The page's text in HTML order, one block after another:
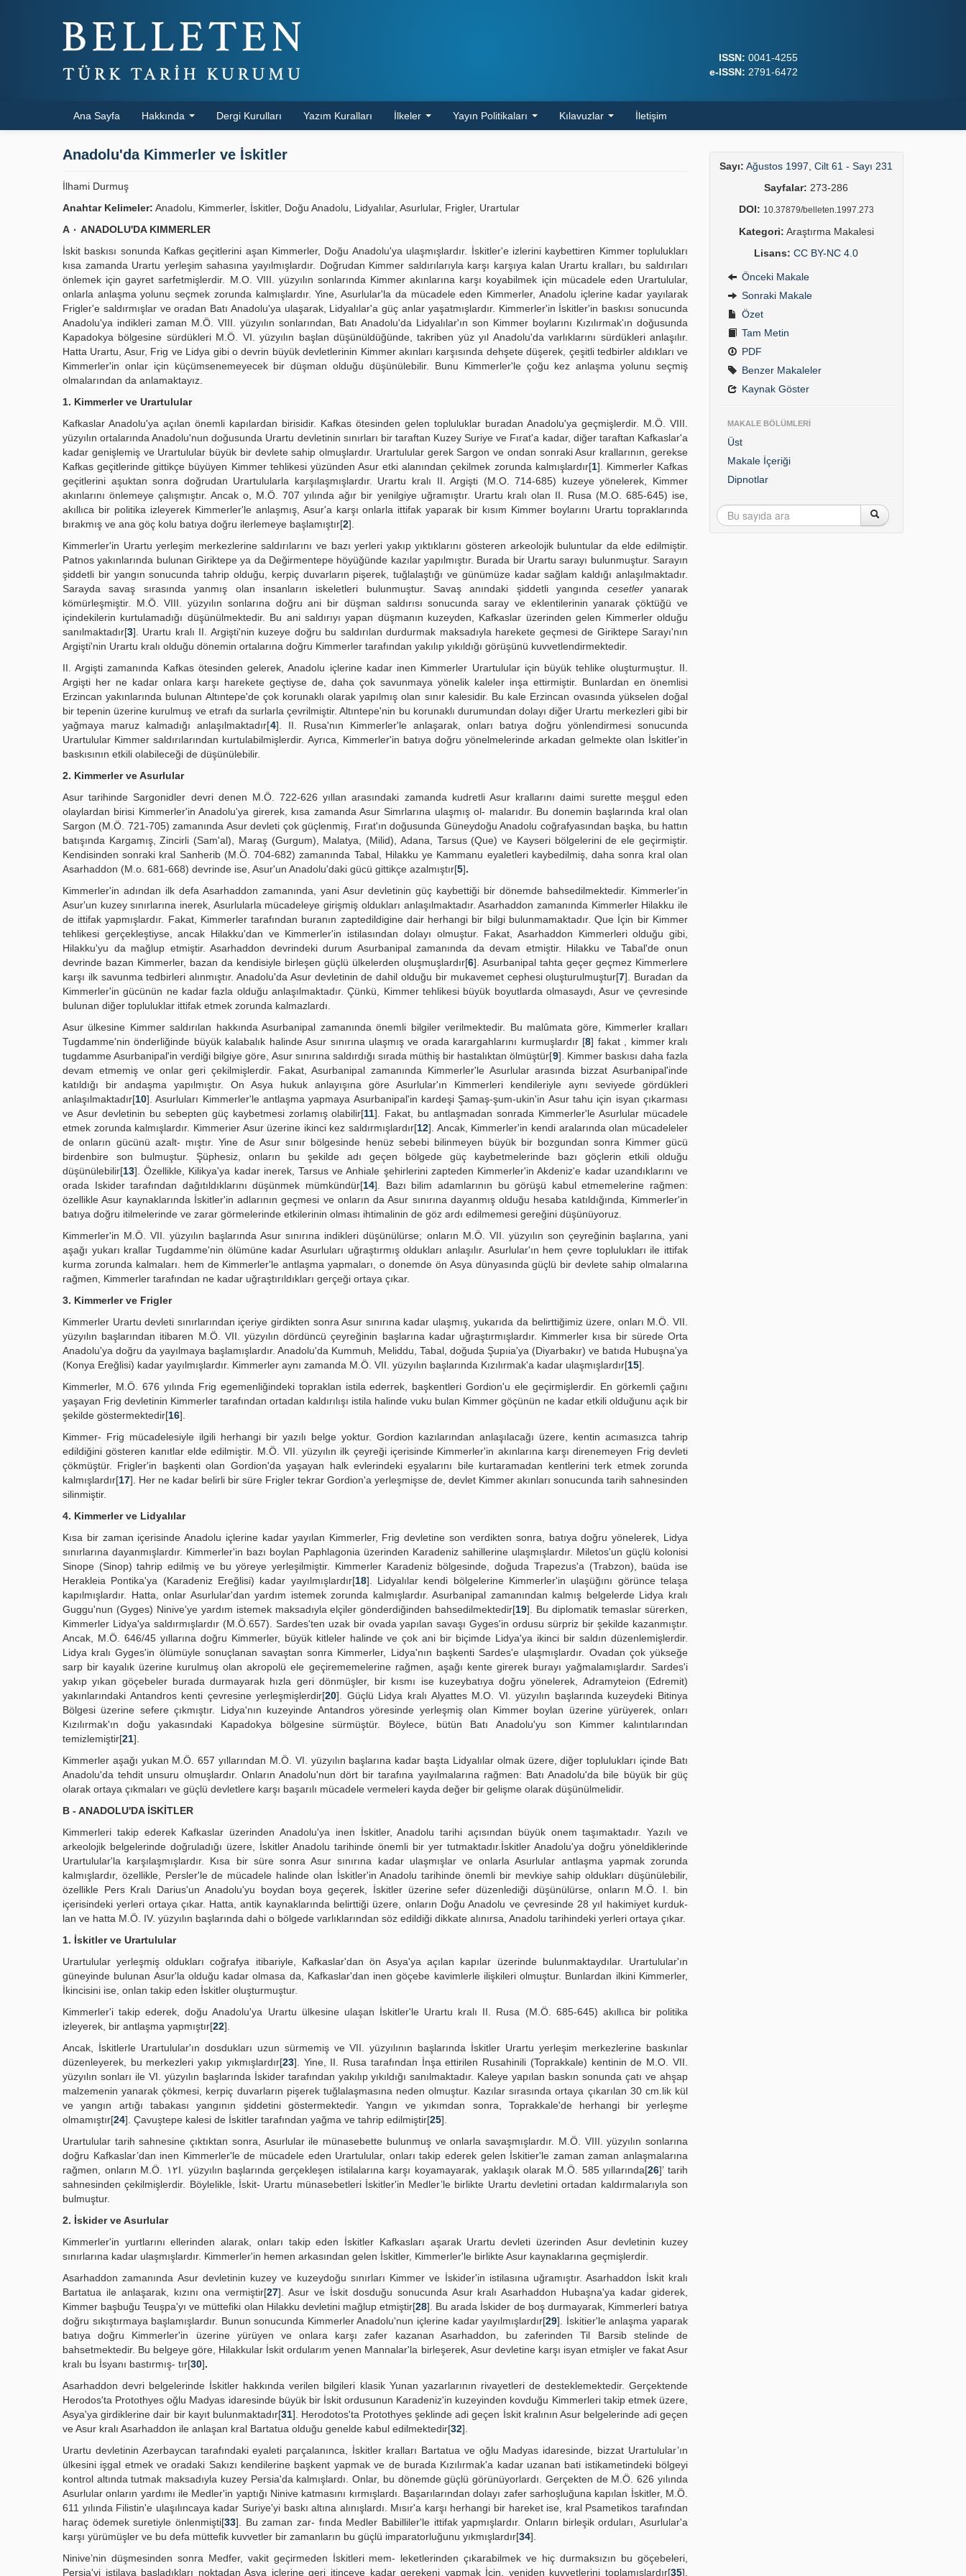
ISSN: 0041-4255
e-ISSN: 2791-6472
Ana Sayfa Hakkında Dergi Kurulları Yazım Kuralları İlkeler Yayın Politikaları Kılavuzlar İletişim
Anadolu'da Kimmerler ve İskitler
İlhami Durmuş
Anahtar Kelimeler: Anadolu, Kimmerler, İskitler, Doğu Anadolu, Lidyalılar, Asurlular, Frigler, Urartular
A ٠ ANADOLU'DA KIMMERLER
İskit baskısı sonunda Kafkas geçitlerini aşan Kimmerler, Doğu Anadolu'ya ulaşmışlardır. İskitler'e izlerini kaybettiren Kimmer toplulukları
kısa zamanda Urartu yerleşim sahasına yayılmışlardır. Doğrudan Kimmer saldırılarıyla karşı karşıya kalan Urartu kralları, bu saldırıları
önlemek için gayret sarfetmişlerdir. M.O. VIII. yüzyılın sonlarında Kimmer akınlarına karşı koyabilmek için mücadele eden Urartulular,
onlarla anlaşma yolunu seçmek zorunda kalmışlardır. Yine, Asurlular'la da mücadele eden Kimmerler, Anadolu içlerine kadar yayılarak
Frigler'e saldırmışlar ve oradan Batı Anadolu'ya ulaşarak, Lidyalılar'a güç anlar yaşatmışlardır. Kimmerler'in İskitler'in baskısı sonucunda
Anadolu'ya indikleri zaman M.Ö. VIII. yüzyılın sonlarından, Batı Anadolu'da Lidyalılar'ın son Kimmer boylarını Kızılırmak'ın doğusunda
Kapadokya bölgesine sürdükleri M.Ö. VI. yüzyılın başlan düşünüldüğünde, takriben yüz yıl Anadolu'da varlıklarını sürdükleri anlaşılır.
Hatta Urartu, Asur, Frig ve Lidya gibi o devrin büyük devletlerinin Kimmer akınları karşısında dehşete düşerek, çeşitli tedbirler aldıkları ve
Kimmerler'in onlar için küçümsenemeyecek bir düşman olduğu düşünülebilir. Bunu Kimmerler'le çoğu kez anlaşma yolunu seçmiş
olmalarından da anlamaktayız.
1. Kimmerler ve Urartulular
Kafkaslar Anadolu'ya açılan önemli kapılardan birisidir. Kafkas ötesinden gelen topluluklar buradan Anadolu'ya geçmişlerdir. M.Ö. VIII.
yüzyılın ortalarında Anadolu'nun doğusunda Urartu devletinin sınırları bir taraftan Kuzey Suriye ve Fırat'a kadar, diğer taraftan Kafkaslar'a
kadar genişlemiş ve Urartulular büyük bir devlete sahip olmuşlardır. Urartulular gerek Sargon ve ondan sonraki Asur krallarının, gerekse
Kafkas geçitlerinde gittikçe büyüyen Kimmer tehlikesi yüzünden Asur etki alanından çekilmek zorunda kalmışlardır[1]. Kimmerler Kafkas
geçitlerini aşuktan sonra doğrudan Urartulularla karşılaşmışlardır. Urartu kralı II. Argişti (M.O. 714-685) kuzeye yönelerek, Kimmer
akınlarını önlemeye çalışmıştır. Ancak o, M.Ö. 707 yılında ağır bir yenilgiye uğramıştır. Urartu kralı olan II. Rusa (M.O. 685-645) ise,
akıllıca bir politika izleyerek Kimmerler'le anlaşmış, Asur'a karşı onlarla ittifak yaparak bir kısım Kimmer boylarını Urartu topraklarında
bırakmış ve ana göç kolu batıya doğru ilerlemeye başlamıştır[2].
Kimmerler'in Urartu yerleşim merkezlerine saldırılarını ve bazı yerleri yakıp yıktıklarını gösteren arkeolojik buluntular da elde edilmiştir.
Patnos yakınlarında bulunan Giriktepe ya da Değirmentepe höyüğünde kazılar yapılmıştır. Burada bir Urartu sarayı bulunmuştur. Sarayın
şiddetli bir yangın sonucunda tahrip olduğu, kerpiç duvarların pişerek, tuğlalaştığı ve günümüze kadar sağlam kaldığı anlaşılmaktadır.
Sarayda savaş sırasında yanmış olan insanların iskeletleri bulunmuştur. Savaş anındaki şiddetli yangında cesetleryanarak
kömürleşmiştir. M.Ö. VIII. yüzyılın sonlarına doğru ani bir düşman saldırısı sonucunda saray ve eklentilerinin yanarak çöktüğü ve
içindekilerin kurtulamadığı düşünülmektedir. Bu ani saldırıyı yapan düşmanın kuzeyden, Kafkaslar üzerinden gelen Kimmerler olduğu
sanılmaktadır[3]. Urartu kralı II. Argişti'nin kuzeye doğru bu saldırılan durdurmak maksadıyla harekete geçmesi de Giriktepe Sarayı'nın
Argişti'nin Urartu kralı olduğu dönemin ortalarına doğru Kimmerler tarafından yakılıp yıkıldığı görüşünü kuvvetlendirmektedir.
II. Argişti zamanında Kafkas ötesinden gelerek, Anadolu içlerine kadar inen Kimmerler Urartulular için büyük tehlike oluşturmuştur. II.
Argişti her ne kadar onlara karşı harekete geçtiyse de, daha çok savunmaya yönelik kaleler inşa ettirmiştir. Bunlardan en önemlisi
Erzincan yakınlarında bulunan Altıntepe'de çok korunaklı olarak yapılmış olan sınır kalesidir. Bu kale Erzincan ovasında yükselen doğal
bir tepenin üzerine kurulmuş ve etrafı da surlarla çevrilmiştir. Altıntepe'nin bu korunaklı durumundan dolayı diğer Urartu merkezleri gibi bir
yağmaya maruz kalmadığı anlaşılmaktadır[4]. II. Rusa'nın Kimmerler'le anlaşarak, onları batıya doğru yönlendirmesi sonucunda
Urartulular Kimmer saldırılarından kurtulabilmişlerdir. Ayrıca, Kimmerler'in batıya doğru yönelmelerinde arkadan gelmekte olan İskitler'in
baskısının etkili olabileceği de düşünülebilir.
2. Kimmerler ve Asurlular
Asur tarihinde Sargonidler devri denen M.Ö. 722-626 yıllan arasındaki zamanda kudretli Asur krallarını daimi surette meşgul eden
olaylardan birisi Kimmerler'in Anadolu'ya girerek, kısa zamanda Asur Simrlarına ulaşmış ol- malarıdır. Bu donemin başlarında kral olan
Sargon (M.Ö. 721-705) zamanında Asur devleti çok güçlenmiş, Fırat'ın doğusunda Güneydoğu Anadolu coğrafyasından başka, bu hattın
batışında Kargamış, Zincirli (Sam'al), Maraş (Gurgum), Malatya, (Milid), Adana, Tarsus (Que) ve Kayseri bölgelerini de ele geçirmiştir.
Kendisinden sonraki kral Sanherib (M.Ö. 704-682) zamanında Tabal, Hilakku ye Kammanu eyaletleri kaybedilmiş, daha sonra kral olan
Asarhaddon (M.o. 681-668) devrinde ise, Asur'un Anadolu'daki gücü gittikçe azalmıştır[5].
Kimmerler'in adından ilk defa Asarhaddon zamanında, yani Asur devletinin güç kaybettiği bir dönemde bahsedilmektedir. Kimmerler'in
Asur'un kuzey sınırlarına inerek, Asurlularla mücadeleye girişmiş oldukları anlaşılmaktadır. Asarhaddon zamanında Kimmerler Hilakku ile
de ittifak yapmışlardır. Fakat, Kimmerler tarafından buranın zaptedildigine dair herhangi bir bilgi bulunmamaktadır. Que İçin bir Kimmer
tehlikesi gerçekleştiyse, ancak Hilakku'dan ve Kimmerler'in istilasından dolayı olmuştur. Fakat, Asarhaddon Kimmerleri olduğu gibi,
Hilakku'yu da mağlup etmiştir. Asarhaddon devrindeki durum Asurbanipal zamanında da devam etmiştir. Hilakku ve Tabal'de onun
devrinde bazan Kimmerler, bazan da kendisiyle birleşen güçlü ülkelerden oluşmuşlardır[6]. Asurbanipal tahta geçer geçmez Kimmerlere
karşı ilk savunma tedbirleri alınmıştır. Anadolu'da Asur devletinin de dahil olduğu bir mukavemet cephesi oluşturulmuştur[7]. Buradan da
Kimmerler'in gücünün ne kadar fazla olduğu anlaşılmaktadır. Çünkü, Kimmer tehlikesi büyük boyutlarda olmasaydı, Asur ve çevresinde
bulunan diğer topluluklar ittifak etmek zorunda kalmazlardı.
Asur ülkesine Kimmer saldırılan hakkında Asurbanipal zamanında önemli bilgiler verilmektedir. Bu malûmata göre, Kimmerler kralları
Tugdamme'nin önderliğinde büyük kalabalık halinde Asur sınırına ulaşmış ve orada karargahlarını kurmuşlardır [8] fakat , kimmer kralı
tugdamme Asurbanipal'in verdiği bilgiye göre, Asur sınırına saldırdığı sırada müthiş bir hastalıktan ölmüştür[9]. Kimmer baskısı daha fazla
devam etmemiş ve onlar geri çekilmişlerdir. Fakat, Asurbanipal zamanında Kimmerler'le Asurlular arasında bizzat Asurbanipal'inde
katıldığı bir andaşma yapılmıştır. On Asya hukuk anlayışına göre Asurlular'ın Kimmerleri kendileriyle aynı seviyede gördükleri
anlaşılmaktadır[10]. Asurluları Kimmerler'le antlaşma yapmaya Asurbanipal'in kardeşi Şamaş-şum-ukin'in Asur tahu için isyan çıkarması
ve Asur devletinin bu sebepten güç kaybetmesi zorlamış olabilir[11]. Fakat, bu antlaşmadan sonrada Kimmerler'le Asurlular mücadele
etmek zorunda kalmışlardır. Kimmerier Asur üzerine ikinci kez saldırmışlardır[12]. Ancak, Kimmerler'in kendi aralarında olan mücadeleler
de onların gücünü azalt- mıştır. Yine de Asur sınır bölgesinde henüz sebebi bilinmeyen büyük bir bozgundan sonra Kimmer gücü
birdenbire son bulmuştur. Şüphesiz, onların bu şekilde adı geçen bölgede güç kaybetmelerinde bazı göçlerin etkili olduğu
düşünülebilir[13]. Özellikle, Kilikya'ya kadar inerek, Tarsus ve Anhiale şehirlerini zapteden Kimmerler'in Akdeniz'e kadar uzandıklarını ve
orada Iskider tarafından dağıtıldıklarını düşünmek mümkündür[14]. Bazı bilim adamlarının bu görüşü kabul etmemelerine rağmen:
özellikle Asur kaynaklarında İskitler'in adlarının geçmesi ve onların da Asur sınırına dayanmış olduğu hesaba katıldığında, Kimmerler'in
batıya doğru itilmelerinde ve zarar görmelerinde etkilerinin olması ihtimalinin de göz ardı edilmemesi gereğini düşünüyoruz.
Kimmerler'in M.Ö. VII. yüzyılın başlarında Asur sınırına indikleri düşünülürse; onların M.Ö. VII. yüzyılın son çeyreğinin başlarına, yani
aşağı yukarı krallar Tugdamme'nin ölümüne kadar Asurluları uğraştırmış oldukları anlaşılır. Asurlular'ın hem çevre toplulukları ile ittifak
kurma zorunda kalmaları. hem de Kimmerler'le antlaşma yapmaları, o donemde ön Asya dünyasında güçlü bir devlete sahip olmalarına
rağmen, Kimmerler tarafından ne kadar uğraştırıldıkları gerçeği ortaya çıkar.
3. Kimmerler ve Frigler
Kimmerler Urartu devleti sınırlarından içeriye girdikten sonra Asur sınırına kadar ulaşmış, yukarıda da belirttiğimiz üzere, onları M.Ö. VII.
yüzyılın başlarından itibaren M.Ö. VII. yüzyılın dördüncü çeyreğinin başlarına kadar uğraştırmışlardır. Kimmerler kısa bir sürede Orta
Anadolu'ya doğru da yayılmaya başlamışlardır. Anadolu'da Kummuh, Meliddu, Tabal, doğuda Şupıia'ya (Diyarbakır) ve batıda Hubuşna'ya
(Konya Ereğlisi) kadar yayılmışlardır. Kimmerler aynı zamanda M.Ö. VII. yüzyılın başlarında Kızılırmak'a kadar ulaşmışlardır[15].
Kimmerler, M.Ö. 676 yılında Frig egemenliğindeki topraklan istila ederrek, başkentleri Gordion'u ele geçirmişlerdir. En görkemli çağını
yaşayan Frig devletinin Kimmerler tarafından ortadan kaldırılışı istila halinde vuku bulan Kimmer göçünün ne kadar etkili olduğunu açık bir
şekilde göstermektedir[16].
Kimmer- Frig mücadelesiyle ilgili herhangi bir yazılı belge yoktur. Gordion kazılarından anlaşılacağı üzere, kentin acımasızca tahrip
edildiğini gösteren kanıtlar elde edilmiştir. M.Ö. VII. yüzyılın ilk çeyreği içerisinde Kimmerler'in akınlarına karşı direnemeyen Frig devleti
çökmüştür. Frigler'in başkenti olan Gordion'da yaşayan halk evlerindeki eşyalarını bile kurtaramadan kentlerini terk etmek zorunda
kalmışlardır[17]. Her ne kadar belirli bir süre Frigler tekrar Gordion'a yerleşmişse de, devlet Kimmer akınları sonucunda tarih sahnesinden
silinmiştir.
4. Kimmerler ve Lidyalılar
Kısa bir zaman içerisinde Anadolu içlerine kadar yayılan Kimmerler, Frig devletine son verdikten sonra, batıya doğru yönelerek, Lidya
sınırlarına dayanmışlardır. Kimmerler'in bazı boylan Paphlagonia üzerinden Karadeniz sahillerine ulaşmışlardır. Miletos'un güçlü kolonisi
Sinope (Sinop) tahrip edilmiş ve bu yöreye yerleşilmiştir. Kimmerler Karadeniz bölgesinde, doğuda Trapezus'a (Trabzon), baüda ise
Herakleia Pontika'ya (Karadeniz Ereğlisi) kadar yayılmışlardır[18]. Lidyalılar kendi bölgelerine Kimmerler'in ulaşüğını görünce telaşa
kapılmışlardır. Hatta, onlar Asurlular'dan yardım istemek zorunda kalmışlardır. Asurbanipal zamanından kalmış belgelerde Lidya kralı
Guggu'nun (Gyges) Ninive'ye yardım istemek maksadıyla elçiler gönderdiğinden bahsedilmektedir[19]. Bu diplomatik temaslar sürerken,
Kimmerler Lidya'ya saldırmışlardır (M.Ö.657). Sardes'ten uzak bir ovada yapılan savaşı Gyges'in ordusu sürpriz bir şekilde kazanmıştır.
Ancak, M.Ö. 646/45 yıllarına doğru Kimmerler, büyük kitleler halinde ve çok ani bir biçimde Lidya'ya ikinci bir saldın düzenlemişlerdir.
Lidya kralı Gyges'in ölümüyle sonuçlanan savaştan sonra Kimmerler, Lidya'nın başkenti Sardes'e ulaşmışlardır. Ovadan çok yükseğe
sarp bir kayalık üzerine kurulmuş olan akropolü ele geçirememelerine rağmen, aşağı kente girerek burayı yağmalamışlardır. Sardes'i
yakıp yıkan göçebeler burada durmayarak hızla geri dönmüşler, bir kısmı ise kuzeybatıya doğru yönelerek, Adramyteion (Edremit)
yakınlarındaki Antandros kenti çevresine yerleşmişlerdir[20]. Güçlü Lidya kralı Alyattes M.O. VI. yüzyılın başlarında kuzeydeki Bitinya
Bölgesi üzerine sefere çıkmıştır. Lidya'nın kuzeyinde Antandros yöresinde yerleşmiş olan Kimmer boylan üzerine yürüyerek, onları
Kızılırmak'ın doğu yakasındaki Kapadokya bölgesine sürmüştür. Böylece, bütün Batı Anadolu'yu son Kimmer kalıntılarından
temizlemiştir[21].
Kimmerler aşağı yukan M.Ö. 657 yıllarından M.Ö. VI. yüzyılın başlarına kadar başta Lidyalılar olmak üzere, diğer toplulukları içinde Batı
Anadolu'da tehdit unsuru olmuşlardır. Onların Anadolu'nun dört bir tarafına yayılmalarına rağmen: Batı Anadolu'da bile büyük bir güç
olarak ortaya çıkmaları ve güçlü devletlere karşı başarılı mücadele vermeleri kayda değer bir gelişme olarak düşünülmelidir.
B - ANADOLU'DA İSKİTLER
Kimmerleri takip ederek Kafkaslar üzerinden Anadolu'ya inen İskitler, Anadolu tarihi açısından büyük onem taşımaktadır. Yazılı ve
arkeolojik belgelerinde doğruladığı üzere, İskitler Anadolu tarihinde önemli bir yer tutmaktadır.İskitler Anadolu'ya doğru yöneldiklerinde
Urartulular'la karşılaşmışlardır. Kısa bir süre sonra Asur sınırına kadar ulaşmışlar ve onlarla Asurlular antlaşma yapmak zorunda
kalmışlardır, özellikle, Persler'le de mücadele halinde olan İskitler'in Anadolu tarihinde önemli bir mevkiye sahip oldukları düşünülebilir,
özellikle Pers Kralı Darius'un Anadolu'yu boydan boya geçerek, İskitler üzerine sefer düzenlediği düşünülürse, onların M.Ö. I. bin
içerisindeki yerleri ortaya çıkar. Hatta, antik kaynaklarında belirttiği üzere, onların Doğu Anadolu ve çevresinde 28 yıl hakimiyet kurduk-
lan ve hatta M.Ö. IV. yüzyılın başlarında dahi o bölgede varlıklarından söz edildiği dikkate alınırsa, Anadolu tarihindeki yerleri ortaya çıkar.
1. İskitler ve Urartulular
Urartulular yerleşmiş oldukları coğrafya itibariyle, Kafkaslar'dan ön Asya'ya açılan kapılar üzerinde bulunmaktaydılar. Urartulular'ın
güneyinde bulunan Asur'la olduğu kadar olmasa da, Kafkaslar'dan inen göçebe kavimlerle ilişkileri olmuştur. Bunlardan ilkini Kimmerler,
İkincisini ise, onlan takip eden İskitler oluşturmuştur.
Kimmerler'i takip ederek, doğu Anadolu'ya Urartu ülkesine ulaşan İskitler'le Urartu kralı II. Rusa (M.Ö. 685-645) akıllıca bir politika
izleyerek, bir antlaşma yapmıştır[22].
Ancak, İskitlerle Urartulular'ın dosdukları uzun sürmemiş ve VII. yüzyılının başlarında İskitler Urartu yerleşim merkezlerine baskınlar
düzenleyerek, bu merkezleri yakıp yıkmışlardır[23]. Yine, II. Rusa tarafından İnşa ettirilen Rusahinili (Toprakkale) kentinin de M.O. VII.
yüzyılın sonları ile VI. yüzyılın başlarında İskider tarafından yakılıp yıkıldığı sanılmaktadır. Kaleye yapılan baskın sonunda çatı ve ahşap
malzemenin yanarak çökmesi, kerpiç duvarların pişerek tuğlalaşmasına neden olmuştur. Kazılar sırasında ortaya çıkarılan 30 cm.lik kül
ve yangın artığı tabakası yangının şiddetini göstermektedir. Yangın ve yıkımdan sonra, Toprakkale'de herhangi bir yerleşme
olmamıştır[24]. Çavuştepe kalesi de İskitler tarafından yağma ve tahrip edilmiştir[25].
Urartulular tarih sahnesine çıktıktan sonra, Asurlular ile münasebette bulunmuş ve onlarla savaşmışlardır. M.Ö. VIII. yüzyılın sonlarına
doğru Kafkaslar’dan inen Kimmerler'le de mücadele eden Urartulular, onları takip ederek gelen İskitier'le zaman zaman anlaşmalarına
rağmen, onların M.Ö. ١٢I. yüzyılın başlarında gerçekleşen istilalarına karşı koyamayarak, yaklaşık olarak M.Ö. 585 yıllarında[26]’ tarih
sahnesinden çekilmişlerdir. Böylelikle, İskit- Urartu münasebetleri İskitler'in Medler’le birlikte Urartu devletini ortadan kaldırmalarıyla son
bulmuştur.
2. İskider ve Asurlular
Kimmerler'in yurtlarını ellerinden alarak, onları takip eden İskitler Kafkasları aşarak Urartu devleti üzerinden Asur devletinin kuzey
sınırlarına kadar ulaşmışlardır. Kimmerler'in hemen arkasından gelen İskitler, Kimmerler'le birlikte Asur kaynaklarına geçmişlerdir.
Asarhaddon zamanında Asur devletinin kuzey ve kuzeydoğu sınırları Kimmer ve İskider'in istilasına uğramıştır. Asarhaddon İskit kralı
Bartatua ile anlaşarak, kızını ona vermiştir[27]. Asur ve İskit dosduğu sonucunda Asur kralı Asarhaddon Hubaşna'ya kadar giderek,
Kimmer başbuğu Teuşpa'yı ve müttefiki olan Hilakku devletini mağlup etmiştir[28]. Bu arada İskider de boş durmayarak, Kimmerleri batıya
doğru sıkıştırmaya başlamışlardır. Bunun sonucunda Kimmerler Anadolu'nun içlerine kadar yayılmışlardır[29]. İskitier'le anlaşma yaparak
batıya doğru Kimmerler'in üzerine yürüyen ve onlara karşı zafer kazanan Asarhaddon, bu zaferinden Til Barsib stelinde de
bahsetmektedir. Bu belgeye göre, Hilakkular İskit ordularım yenen Mannalar'la birleşerek, Asur devletine karşı isyan etmişler ve fakat Asur
kralı bu İsyanı bastırmış- tır[30].
Asarhaddon devri belgelerinde İskitler hakkında verilen bilgileri klasik Yunan yazarlarının rivayetleri de desteklemektedir. Gerçektende
Herodos'ta Protothyes oğlu Madyas idaresinde büyük bir İskit ordusunun Karadeniz'in kuzeyinden kovduğu Kimmerleri takip etmek üzere,
Asya'ya girdiklerine dair bir kayıt bulunmaktadır[31]. Herodotos'ta Protothyes şeklinde adi geçen İskit kralının Asur belgelerinde adi geçen
ve Asur kralı Asarhaddon ile anlaşan kral Bartatua olduğu genelde kabul edilmektedir[32].
Urartu devletinin Azerbaycan tarafındaki eyaleti parçalanınca, İskitler kralları Bartatua ve oğlu Madyas idaresinde, bizzat Urartulular’ın
ülkesini işgal etmek ve oradaki Sakızı kendilerine başkent yapmak ve de burada Kızılırmak'a kadar uzanan bati istikametindeki bölgeyi
kontrol altında tutmak maksadıyla kuzey Persia'da kalmışlardı. Onlar, bu dönemde güçlü görünüyorlardı. Gerçekten de M.Ö. 626 yılında
Asurlular onların yardımı ile Medler'in yaptığı Ninive katmasını kırmışlardı. Başarılarından dolayı zafer sarhoşluğuna kapılan İskitler, M.Ö.
611 yılında Filistin'e ulaşılıncaya kadar Suriye'yi baskı altına alınışlardı. Mısır'a karşı herhangi bir hareket ise, kral Psametikos tarafından
haraç ödemek suretiyle önlenmişti[33]. Bu zaman zar- fında Medler Babilliler'le ittifak yapmışlardır. Onların birleşik orduları, Asurlular'a
karşı yürümüşler ve bu defa müttefik kuvvetler bir zamanların bu güçlü imparatorluğunu yıkmışlardır[34].
Ninive’nin düşmesinden sonra Medfer, vakit geçirmeden İskitleri mem- leketlerinden çıkarabilmek ve hiç durmaksızın bu göçebeleri,
Persia'yi istilaya başladıkları noktadan Asya içlerine geri itinceye kadar gerekeni yapmak İçin, yeniden kuvvetlerini toplamışlardır[35].
Sayı: Ağustos 1997, Cilt 61 - Sayı 231
Sayfalar: 273-286
DOI: 10.37879/belleten.1997.273
Kategori: Araştırma Makalesi
Lisans: CC BY-NC 4.0
Önceki Makale
Sonraki Makale
Özet
Tam Metin
PDF
Benzer Makaleler
Kaynak Göster
MAKALE BÖLÜMLERİ
Üst
Makale İçeriği
Dipnotlar